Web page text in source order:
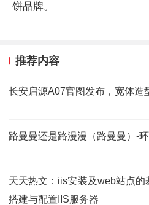
饼品牌。
推荐内容
长安启源A07官图发布，宽体造
路曼曼还是路漫漫（路曼曼）-
天天热文：iis安装及web站点
搭建与配置IIS服务器